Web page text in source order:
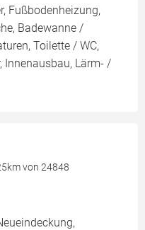
Fußbodenheizung,
Badewanne /
Toilette / WC,
Innenausbau, Lärm- /
von 24848